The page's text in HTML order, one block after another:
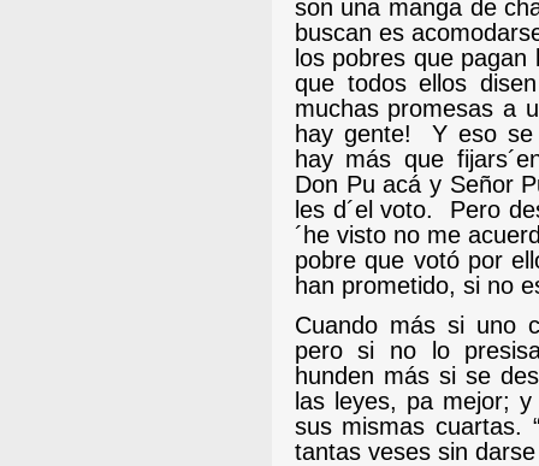
son una manga de
buscan es
los pobres que pagan
que todos ellos
muchas promesas a
hay gente!
Y eso
hay más que
Don Pu acá y Señor
les d´el voto.
Pero
´he visto no me
pobre que votó por
han prometido, si no
Cuando más si uno
pero si no lo
hunden más si se
las leyes, pa mejor; y
sus mismas cuartas.
tantas veses sin